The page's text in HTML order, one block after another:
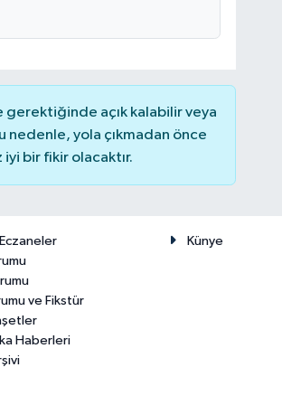
gerektiğinde açık kalabilir veya
yola çıkmadan önce
bir fikir olacaktır.
ve Fikstür
Haberleri
Künye